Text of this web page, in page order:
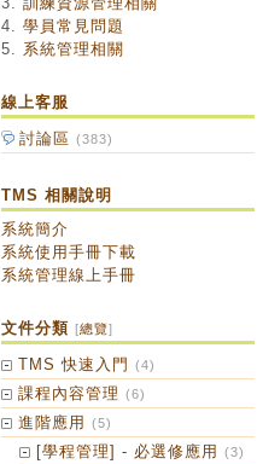
4. 學員常見問題
5. 系統管理相關
線上客服
討論區 (383)
TMS 相關說明
系統簡介
系統使用手冊下載
系統管理線上手冊
文件分類 [總覽]
TMS 快速入門 (4)
課程內容管理 (6)
進階應用 (5)
[學程管理] - 必選修應用 (3)